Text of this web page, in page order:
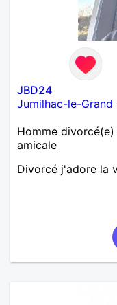
JBD24
Jumilhac-le-Grand
Homme
amicale
Divorcé j'adore la